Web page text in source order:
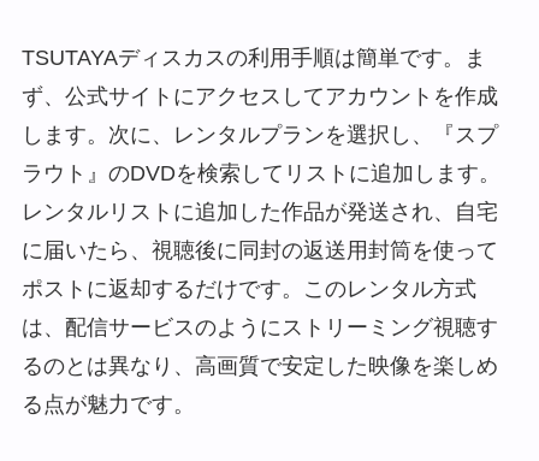
TSUTAYAディスカスの利用手順は簡単です。ま
ず、公式サイトにアクセスしてアカウントを作成
します。次に、レンタルプランを選択し、『スプ
ラウト』のDVDを検索してリストに追加します。
レンタルリストに追加した作品が発送され、自宅
に届いたら、視聴後に同封の返送用封筒を使って
ポストに返却するだけです。このレンタル方式
は、配信サービスのようにストリーミング視聴す
るのとは異なり、高画質で安定した映像を楽しめ
る点が魅力です。